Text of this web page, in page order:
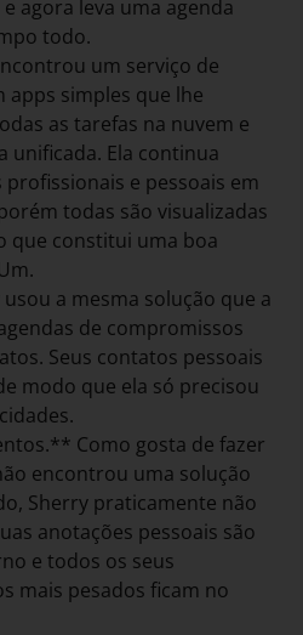
agora leva uma agenda
todo.
um serviço de
simples que lhe
as tarefas na nuvem e
unificada. Ela continua
e pessoais em
todas são visualizadas
que constitui uma boa
a mesma solução que a
de compromissos
Seus contatos pessoais
modo que ela só precisou
Como gosta de fazer
encontrou uma solução
Sherry praticamente não
anotações pessoais são
e todos os seus
mais pesados ficam no